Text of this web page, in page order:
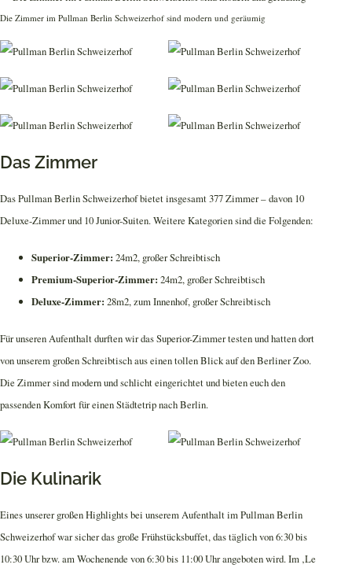
Die Zimmer im Pullman Berlin Schweizerhof sind modern und geräumig
Das Zimmer
Das Pullman Berlin Schweizerhof bietet insgesamt 377 Zimmer – davon 10
Deluxe-Zimmer und 10 Junior-Suiten. Weitere Kategorien sind die Folgenden:
Superior-Zimmer: 24m2, großer Schreibtisch
Premium-Superior-Zimmer: 24m2, großer Schreibtisch
Deluxe-Zimmer: 28m2, zum Innenhof, großer Schreibtisch
Für unseren Aufenthalt durften wir das Superior-Zimmer testen und hatten dort
von unserem großen Schreibtisch aus einen tollen Blick auf den Berliner Zoo.
Die Zimmer sind modern und schlicht eingerichtet und bieten euch den
passenden Komfort für einen Städtetrip nach Berlin.
Die Kulinarik
Eines unserer großen Highlights bei unserem Aufenthalt im Pullman Berlin
Schweizerhof war sicher das große Frühstücksbuffet, das täglich von 6:30 bis
10:30 Uhr bzw. am Wochenende von 6:30 bis 11:00 Uhr angeboten wird. Im ‚Le